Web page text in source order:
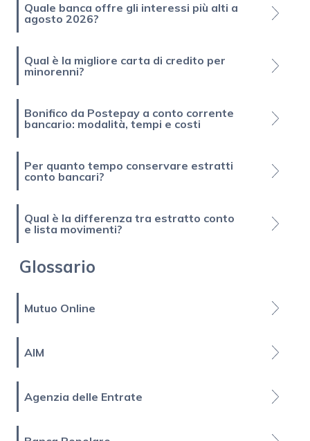
Quale banca offre gli interessi più alti a
agosto 2026?
Qual è la migliore carta di credito per
minorenni?
Bonifico da Postepay a conto corrente
bancario: modalità, tempi e costi
Per quanto tempo conservare estratti
conto bancari?
Qual è la differenza tra estratto conto
e lista movimenti?
Glossario
Mutuo Online
AIM
Agenzia delle Entrate